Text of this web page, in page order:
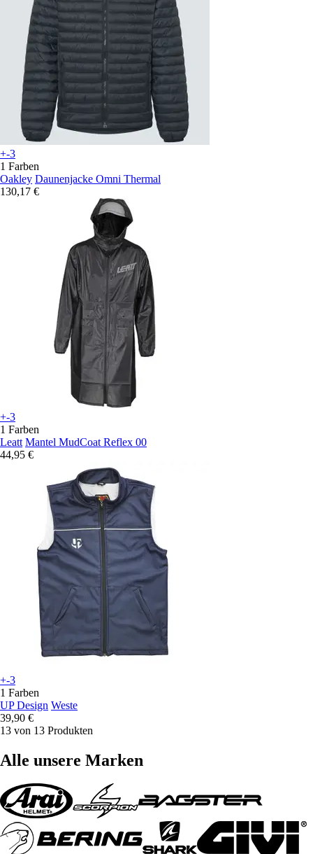
+-3
1 Farben
Oakley Daunenjacke Omni Thermal
130,17 €
+-3
1 Farben
Leatt Mantel MudCoat Reflex 00
44,95 €
+-3
1 Farben
UP Design Weste
39,90 €
13 von 13 Produkten
Alle unsere Marken